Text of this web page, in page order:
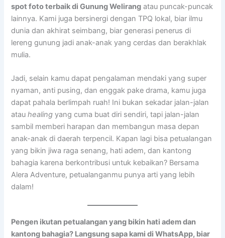
spot foto terbaik di Gunung Welirang atau puncak-puncak
lainnya. Kami juga bersinergi dengan TPQ lokal, biar ilmu
dunia dan akhirat seimbang, biar generasi penerus di
lereng gunung jadi anak-anak yang cerdas dan berakhlak
mulia.
Jadi, selain kamu dapat pengalaman mendaki yang super
nyaman, anti pusing, dan enggak pake drama, kamu juga
dapat pahala berlimpah ruah! Ini bukan sekadar jalan-jalan
atauhealing yang cuma buat diri sendiri, tapi jalan-jalan
sambil memberi harapan dan membangun masa depan
anak-anak di daerah terpencil. Kapan lagi bisa petualangan
yang bikin jiwa raga senang, hati adem, dan kantong
bahagia karena berkontribusi untuk kebaikan? Bersama
Alera Adventure, petualanganmu punya arti yang lebih
dalam!
Pengen ikutan petualangan yang bikin hati adem dan
kantong bahagia? Langsung sapa kami di WhatsApp, biar